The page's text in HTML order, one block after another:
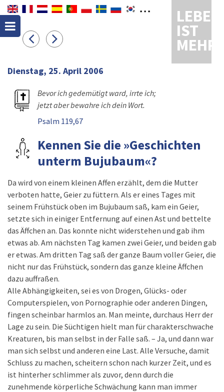
LEBEN
IST
MEHR
Dienstag, 25. April 2006
Bevor ich gedemütigt ward, irrte ich;
jetzt aber bewahre ich dein Wort.
Psalm 119,67
Kennen Sie die »Geschichten
unterm Bujubaum«?
Da wird von einem kleinen Affen erzählt, dem die Mutter
verboten hatte, Geier zu füttern. Als er eines Tages mit
seinem Frühstück oben im Bujubaum saß, kam ein Geier,
setzte sich in einiger Entfernung auf einen Ast und bettelte
das Äffchen an. Das konnte nicht widerstehen und gab ihm
etwas ab. Am nächsten Tag kamen zwei Geier, und beiden gab
er etwas. Am dritten Tag saß der ganze Baum voller Geier, die
nicht nur das Frühstück, sondern das ganze kleine Äffchen
dazu auffraßen.
Alle Abhängigkeiten, sei es von Drogen, Glücks- oder
Computerspielen, von Pornographie oder anderen Dingen,
fingen scheinbar harmlos an. Man meinte, durchaus Herr der
Lage zu sein. Die Süchtigen hielt man für charakterschwache
Kreaturen, bis man selbst in der Falle saß. – Ja, und dann war
man sich selbst und anderen eine Last. Alle Versuche, damit
Schluss zu machen, scheitern schon nach kurzer Zeit, und es
ist hinterher schlimmer als zuvor, denn durch die
zunehmende körperliche Schwächung kann man immer